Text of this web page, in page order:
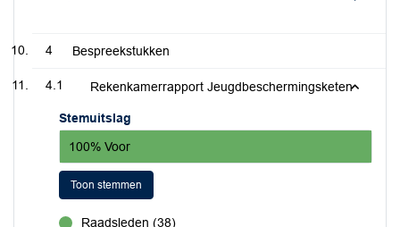
4 Bespreekstukken
4.1 Rekenkamerrapport Jeugdbeschermingsketen
Stemuitslag
100% Voor
Toon stemmen
Raadsleden (38)